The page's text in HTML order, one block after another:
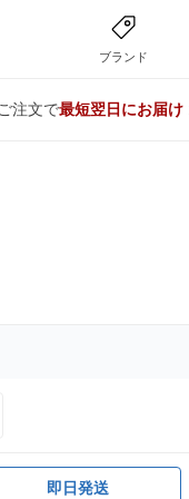
ブランド
注文で最短翌日にお届け
即日発送